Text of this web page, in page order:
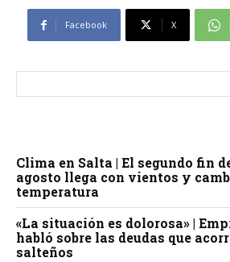
Facebook X
Clima en Salta | El segundo fin
agosto llega con vientos y
temperatura
«La situación es dolorosa» |
habló sobre las deudas que
salteños